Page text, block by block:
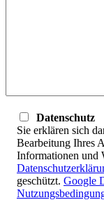
Datenschutz
Sie erklären sich
Bearbeitung Ihres
Informationen und
geschützt. Google